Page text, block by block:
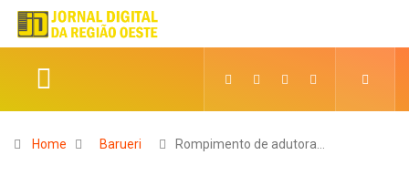
Home Barueri Rompimento de adutora…